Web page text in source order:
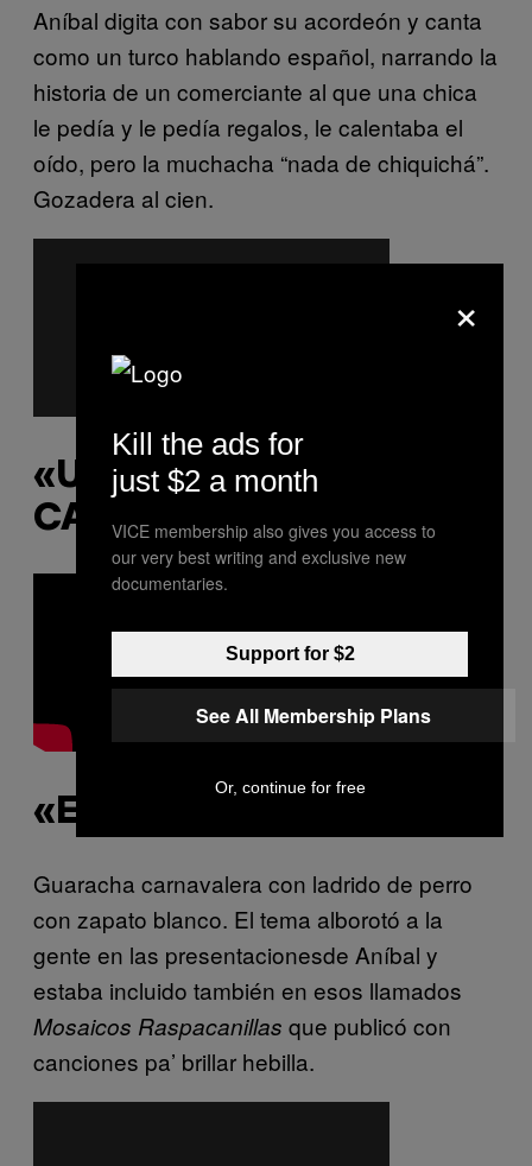
Aníbal digita con sabor su acordeón y canta
como un turco hablando español, narrando la
historia de un comerciante al que una chica
le pedía y le pedía regalos, le calentaba el
oído, pero la muchacha “nada de chiquichá”.
Gozadera al cien.
«UN POQUITO DE
CARIÑO»
«EL PERRO DE JUANA»
Guaracha carnavalera con ladrido de perro
con zapato blanco. El tema alborotó a la
gente en las presentacionesde Aníbal y
estaba incluido también en esos llamados
Mosaicos Raspacanillas que publicó con
canciones pa’ brillar hebilla.
×
Kill the ads for
just $2 a month
VICE membership also gives you access to
our very best writing and exclusive new
documentaries.
Support for $2
See All Membership Plans
Or, continue for free